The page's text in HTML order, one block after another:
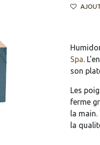
Spa.
son
Les
ferme
la
la